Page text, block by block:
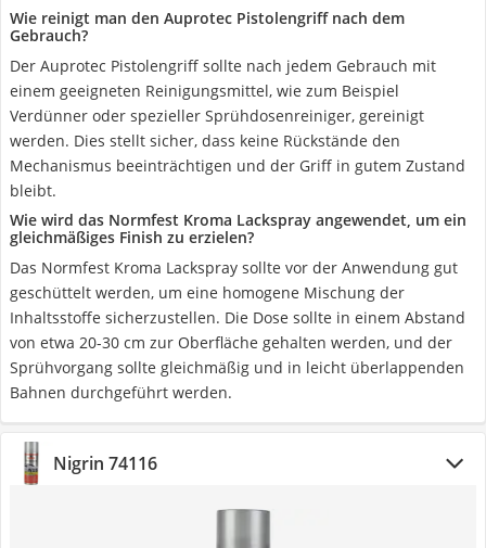
Wie reinigt man den Auprotec Pistolengriff nach dem
Gebrauch?
Der Auprotec Pistolengriff sollte nach jedem Gebrauch mit
einem geeigneten Reinigungsmittel, wie zum Beispiel
Verdünner oder spezieller Sprühdosenreiniger, gereinigt
werden. Dies stellt sicher, dass keine Rückstände den
Mechanismus beeinträchtigen und der Griff in gutem Zustand
bleibt.
Wie wird das Normfest Kroma Lackspray angewendet, um ein
gleichmäßiges Finish zu erzielen?
Das Normfest Kroma Lackspray sollte vor der Anwendung gut
geschüttelt werden, um eine homogene Mischung der
Inhaltsstoffe sicherzustellen. Die Dose sollte in einem Abstand
von etwa 20-30 cm zur Oberfläche gehalten werden, und der
Sprühvorgang sollte gleichmäßig und in leicht überlappenden
Bahnen durchgeführt werden.
Nigrin 74116